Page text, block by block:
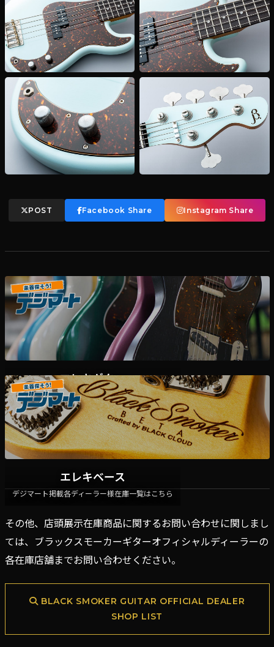
POST Facebook Share Instagram Share
エレキギター
デジマート掲載各ディーラー様在庫一覧はこちら
エレキベース
デジマート掲載各ディーラー様在庫一覧はこちら
その他、店頭展示在庫商品に関するお問い合わせに関しまし
ては、ブラックスモーカーギターオフィシャルディーラーの
各在庫店舗までお問い合わせください。
BLACK SMOKER GUITAR OFFICIAL DEALER
SHOP LIST